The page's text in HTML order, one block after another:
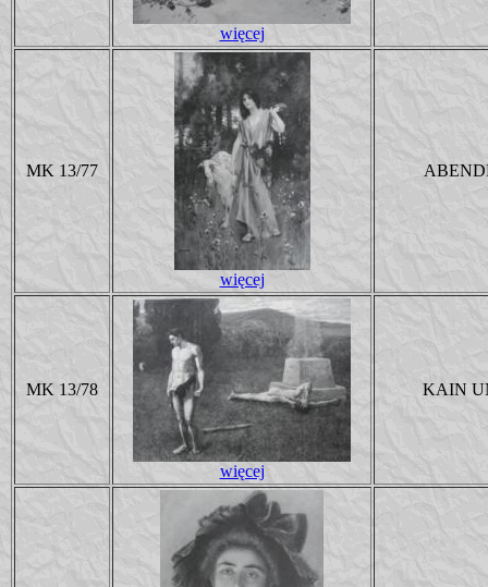
więcej
MK 13/77
więcej
MK 13/78
więcej
KAIN